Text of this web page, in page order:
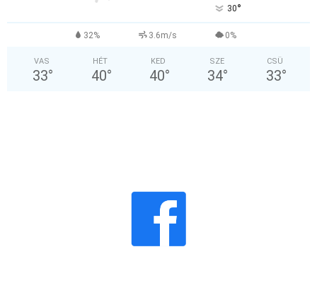
30°
32% 3.6m/s 0%
VAS
33°
HÉT
40°
KED
40°
SZE
34°
CSÜ
33°